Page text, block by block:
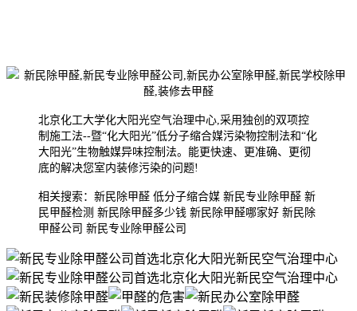
北京化工大学化大阳光空气治理中心,采用独创的双项控
制施工法--暨“化大阳光”低分子缩合媒污染物控制法和“化
大阳光”生物触媒异味控制法。能更快速、更准确、更彻
底的解决您室内装修污染的问题!
相关搜索：新民除甲醛 低分子缩合媒 新民专业除甲醛 新
民甲醛检测 新民除甲醛多少钱 新民除甲醛哪家好 新民除
甲醛公司 新民专业除甲醛公司